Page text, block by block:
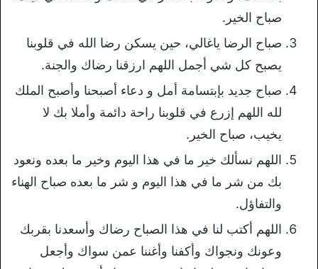
صباح الخير.
صباح الرضا ياغالي، حين يسكن رضا الله في قلوبنا
يصبح كل شي أجمل اللهم ارزقنا رضاك والجنة.
صباح جديد بإبتسامة أمل و دعاء أصبحنا وأصبح الملك
لله اللهم إزرع في قلوبنا راحة دائمة وأملا بك لا
يخيب، صباح الخير.
اللهم نسألك خير ما في هذا اليوم وخير ما بعده ونعود
بك من شر ما في هذا اليوم و شر ما بعده صباح الهناء
والتفاؤل.
اللهم أكتب لنا في هذا الصباح رضاك وأسعدنا بقربك
وعونك ونجواك وأكفنا وأغننا عمن سواك وأجعل